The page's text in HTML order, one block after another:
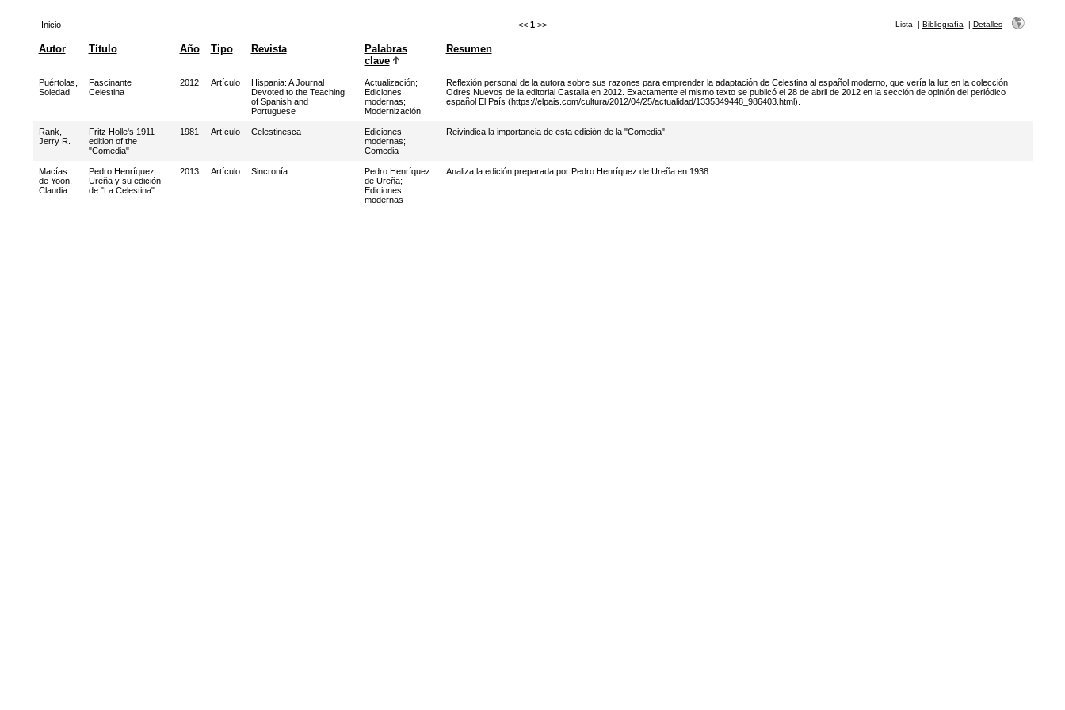
Inicio << 1 >> Lista | Bibliografía | Detalles
Autor Título Año Tipo Revista
Palabras
clave
Resumen
Puértolas,
Soledad
Fascinante
Celestina
2012 Artículo
Hispania: A Journal
Devoted to the Teaching
of Spanish and
Portuguese
Actualización;
Ediciones
modernas;
Modernización
Reflexión personal de la autora sobre sus razones para emprender la adaptación de Celestina al español moderno, que vería la luz en la colección
Odres Nuevos de la editorial Castalia en 2012. Exactamente el mismo texto se publicó el 28 de abril de 2012 en la sección de opinión del periódico
español El País (https://elpais.com/cultura/2012/04/25/actualidad/1335349448_986403.html).
Rank,
Jerry R.
Fritz Holle's 1911
edition of the
"Comedia"
1981 Artículo Celestinesca
Ediciones
modernas;
Comedia
Reivindica la importancia de esta edición de la "Comedia".
Macías
de Yoon,
Claudia
Pedro Henríquez
Ureña y su edición
de "La Celestina"
2013 Artículo Sincronía
Pedro Henríquez
de Ureña;
Ediciones
modernas
Analiza la edición preparada por Pedro Henríquez de Ureña en 1938.